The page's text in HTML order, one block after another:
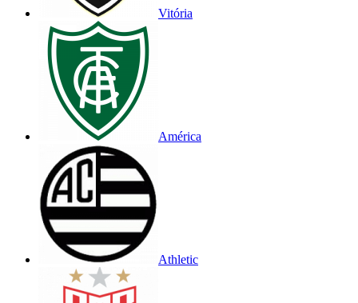
Vitória
América
Athletic